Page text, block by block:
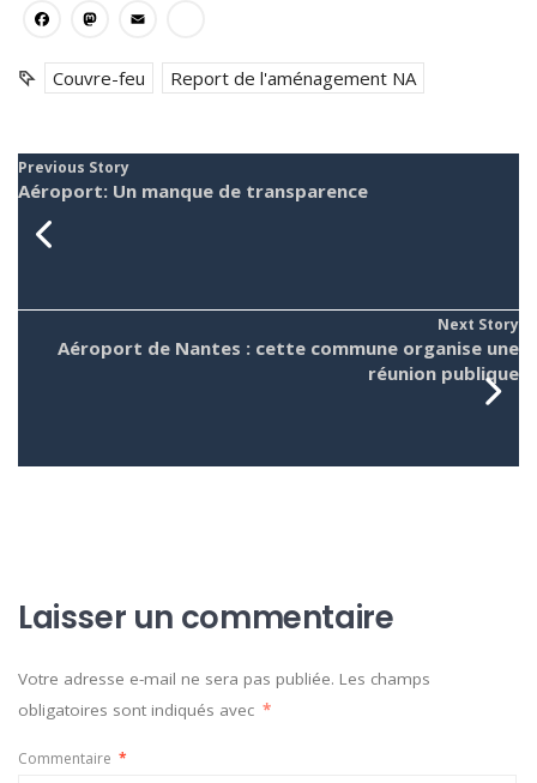
Facebook
Mastodon
Couvre-feu Report de l'aménagement NA
Previous Story
Aéroport: Un manque de transparence
Next Story
Aéroport de Nantes : cette commune organise une
réunion publique
Laisser un commentaire
Votre adresse e-mail ne sera pas publiée. Les champs
obligatoires sont indiqués avec *
Commentaire *